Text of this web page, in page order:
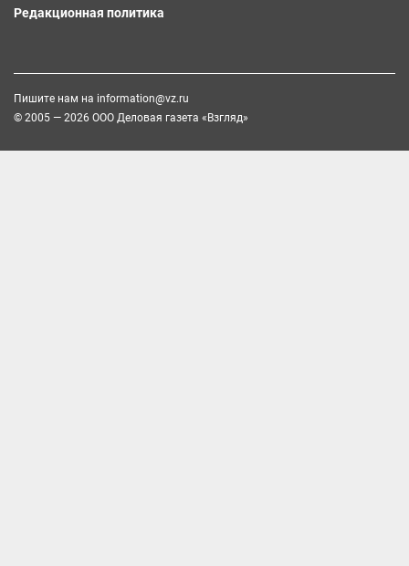
Редакционная политика
Пишите нам на information@vz.ru
© 2005 — 2026 ООО Деловая газета «Взгляд»